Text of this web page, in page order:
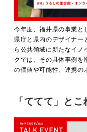
今年度、福井県の事業と
県庁と県内のデザイナー
ら公共領域に新たなイノ
クでは、その具体事例を
の価値や可能性、連携の
「ててて」とこ